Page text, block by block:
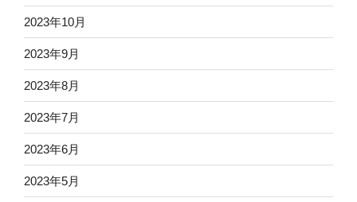
2023年10月
2023年9月
2023年8月
2023年7月
2023年6月
2023年5月